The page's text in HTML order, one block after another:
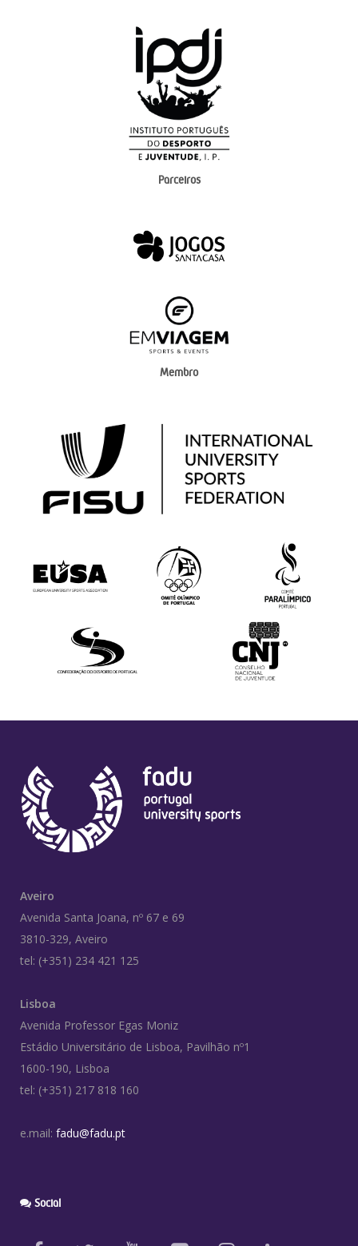
Parceiros
Membro
Aveiro
Avenida Santa Joana, nº 67 e 69
3810-329, Aveiro
tel: (+351) 234 421 125
Lisboa
Avenida Professor Egas Moniz
Estádio Universitário de Lisboa, Pavilhão nº1
1600-190, Lisboa
tel: (+351) 217 818 160
e.mail: fadu@fadu.pt
Social